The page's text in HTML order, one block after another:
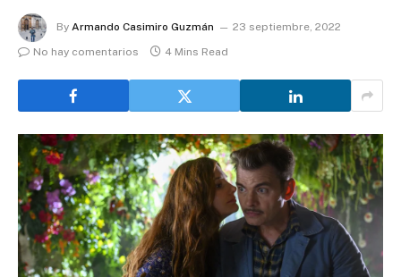
By Armando Casimiro Guzmán
23 septiembre, 2022
No hay comentarios
4 Mins Read